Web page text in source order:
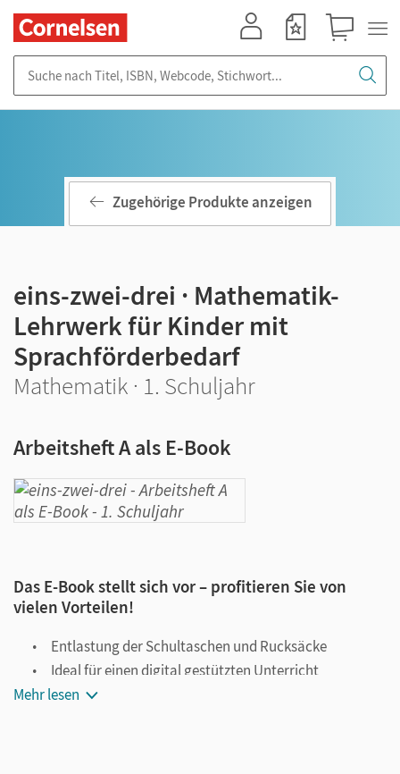
Zugehörige Produkte anzeigen
eins-zwei-drei · Mathematik-
Lehrwerk für Kinder mit
Sprachförderbedarf
Mathematik · 1. Schuljahr
Arbeitsheft A als E-Book
Das E-Book stellt sich vor – profitieren Sie von
vielen Vorteilen!
Entlastung der Schultaschen und Rucksäcke
Ideal für einen digital gestützten Unterricht
Notiz- und Markierungsmöglichkeit
Mehr lesen